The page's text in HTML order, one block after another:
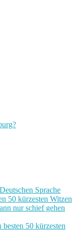
Sprache
50 kürzesten Witzen
nur schief gehen
50 kürzesten